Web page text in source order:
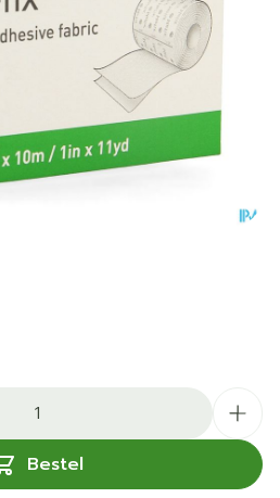
Bestel